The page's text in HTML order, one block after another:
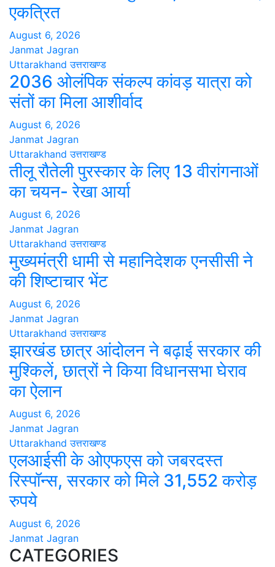
एकत्रित
August 6, 2026
Janmat Jagran
Uttarakhand उत्तराखण्ड
2036 ओलंपिक संकल्प कांवड़ यात्रा को
संतों का मिला आशीर्वाद
August 6, 2026
Janmat Jagran
Uttarakhand उत्तराखण्ड
तीलू रौतेली पुरस्कार के लिए 13 वीरांगनाओं
का चयन- रेखा आर्या
August 6, 2026
Janmat Jagran
Uttarakhand उत्तराखण्ड
मुख्यमंत्री धामी से महानिदेशक एनसीसी ने
की शिष्टाचार भेंट
August 6, 2026
Janmat Jagran
Uttarakhand उत्तराखण्ड
झारखंड छात्र आंदोलन ने बढ़ाई सरकार की
मुश्किलें, छात्रों ने किया विधानसभा घेराव
का ऐलान
August 6, 2026
Janmat Jagran
Uttarakhand उत्तराखण्ड
एलआईसी के ओएफएस को जबरदस्त
रिस्पॉन्स, सरकार को मिले 31,552 करोड़
रुपये
August 6, 2026
Janmat Jagran
CATEGORIES